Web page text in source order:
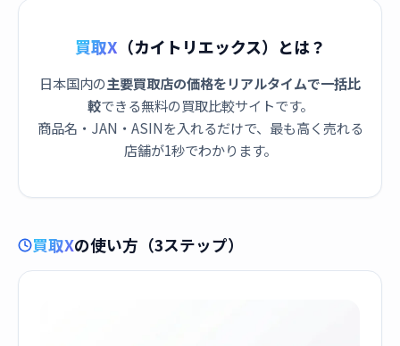
買取X （カイトリエックス）とは？
日本国内の主要買取店の価格をリアルタイムで一括比
較できる無料の買取比較サイトです。
商品名・JAN・ASINを入れるだけで、最も高く売れる
店舗が1秒でわかります。
買取Xの使い方（3ステップ）